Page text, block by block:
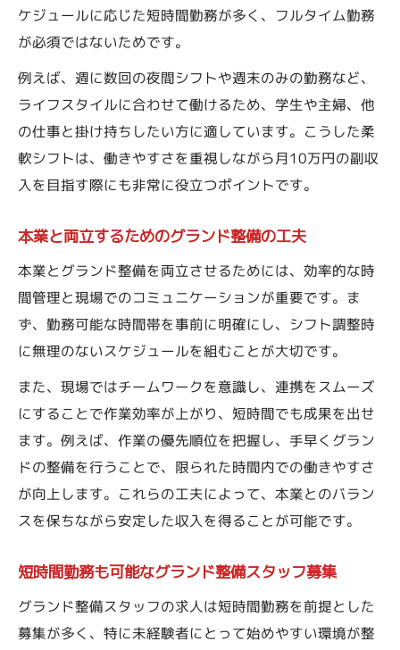
ケジュールに応じた短時間勤務が多く、フルタイム勤務
が必須ではないためです。
例えば、週に数回の夜間シフトや週末のみの勤務など、
ライフスタイルに合わせて働けるため、学生や主婦、他
の仕事と掛け持ちしたい方に適しています。こうした柔
軟シフトは、働きやすさを重視しながら月10万円の副収
入を目指す際にも非常に役立つポイントです。
本業と両立するためのグランド整備の工夫
本業とグランド整備を両立させるためには、効率的な時
間管理と現場でのコミュニケーションが重要です。ま
ず、勤務可能な時間帯を事前に明確にし、シフト調整時
に無理のないスケジュールを組むことが大切です。
また、現場ではチームワークを意識し、連携をスムーズ
にすることで作業効率が上がり、短時間でも成果を出せ
ます。例えば、作業の優先順位を把握し、手早くグラン
ドの整備を行うことで、限られた時間内での働きやすさ
が向上します。これらの工夫によって、本業とのバラン
スを保ちながら安定した収入を得ることが可能です。
短時間勤務も可能なグランド整備スタッフ募集
グランド整備スタッフの求人は短時間勤務を前提とした
募集が多く、特に未経験者にとって始めやすい環境が整